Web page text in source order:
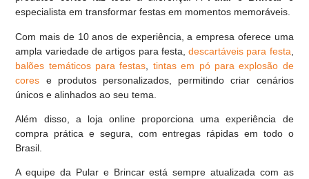
especialista em transformar festas em momentos memoráveis.
Com mais de 10 anos de experiência, a empresa oferece uma
ampla variedade de artigos para festa,descartáveis para festa
balões temáticos para festas
tintas em pó para explosão de
cores e produtos personalizados, permitindo criar cenários
únicos e alinhados ao seu tema.
Além disso, a loja online proporciona uma experiência de
compra prática e segura, com entregas rápidas em todo o
Brasil.
A equipe da Pular e Brincar está sempre atualizada com as